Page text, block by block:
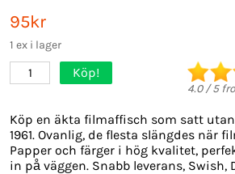
95kr
1 ex i lager
1 Köp!
4.0/5
Köp en äkta filmaffisch som satt
1961. Ovanlig, de flesta slängdes när
Papper och färger i hög kvalitet,
in på väggen. Snabb leverans, Swish,